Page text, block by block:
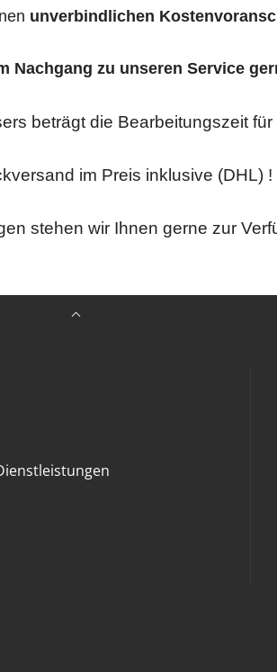
unverbindlichen
Nachgang zu unseren Service
beträgt die Bearbeitungszeit
im Preis inklusive (DHL) !
stehen wir Ihnen gerne zur